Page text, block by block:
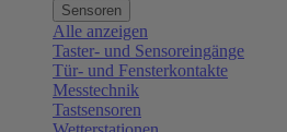
Sensoren
Alle anzeigen
Taster- und Sensoreingänge
Tür- und Fensterkontakte
Messtechnik
Tastsensoren